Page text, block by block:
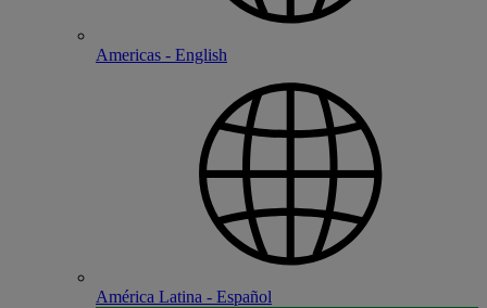
Americas - English
América Latina - Español